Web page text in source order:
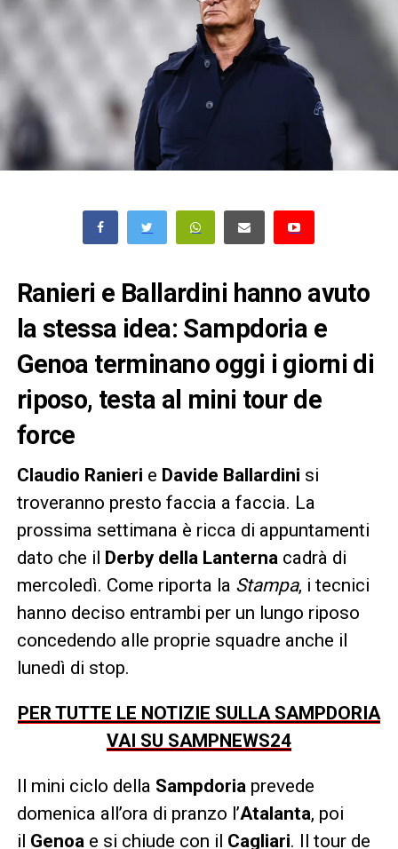
Ranieri e Ballardini hanno avuto
la stessa idea: Sampdoria e
Genoa terminano oggi i giorni di
riposo, testa al mini tour de
force
Claudio Ranieri e Davide Ballardini si
troveranno presto faccia a faccia. La
prossima settimana è ricca di appuntamenti
dato che il
Derby della Lanternacadrà di
mercoledì. Come riporta la Stampa, i tecnici
hanno deciso entrambi per un lungo riposo
concedendo alle proprie squadre anche il
lunedì di stop.
PER TUTTE LE NOTIZIE SULLA SAMPDORIA
VAI SU SAMPNEWS24
Il mini ciclo della Sampdoriaprevede
domenica all’ora di pranzo l’Atalanta, poi
il Genoae si chiude con il Cagliari. Il tour de